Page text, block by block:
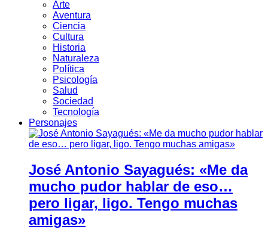
Arte
Aventura
Ciencia
Cultura
Historia
Naturaleza
Política
Psicología
Salud
Sociedad
Tecnología
Personajes
José Antonio Sayagués: «Me da
mucho pudor hablar de eso…
pero ligar, ligo. Tengo muchas
amigas»